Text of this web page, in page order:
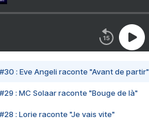
#30 : Eve Angeli raconte "Avant de partir"
#29 : MC Solaar raconte "Bouge de là"
#28 : Lorie raconte "Je vais vite"